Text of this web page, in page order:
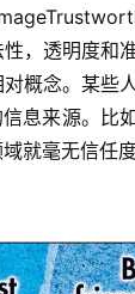
，透明度和
概念。某些
息来源。比
就毫无信任